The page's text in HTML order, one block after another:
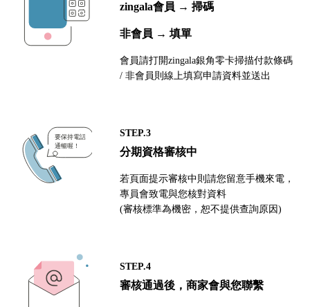
zingala會員 → 掃碼
非會員 → 填單
會員請打開zingala銀角零卡掃描付款條碼
/ 非會員則線上填寫申請資料並送出
STEP.3
分期資格審核中
若頁面提示審核中則請您留意手機來電，
專員會致電與您核對資料
(審核標準為機密，恕不提供查詢原因)
STEP.4
審核通過後，商家會與您聯繫